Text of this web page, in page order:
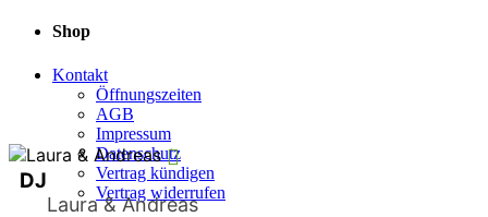
Shop
Kontakt
Öffnungszeiten
AGB
Impressum
Datenschutz
Vertrag kündigen
Vertrag widerrufen
DJ
Laura & Andreas